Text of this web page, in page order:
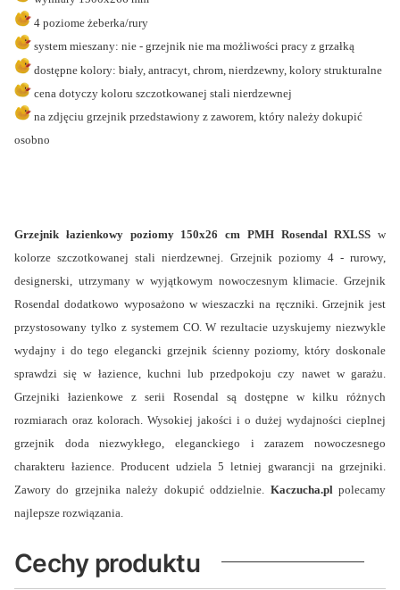
4 poziome żeberka/rury
system mieszany: nie - grzejnik nie ma możliwości pracy z grzałką
dostępne kolory: biały, antracyt, chrom, nierdzewny, kolory strukturalne
cena dotyczy koloru szczotkowanej stali nierdzewnej
na zdjęciu grzejnik przedstawiony z zaworem, który należy dokupić
osobno
Grzejnik łazienkowy poziomy 150x26 cm PMH Rosendal RXLSS w
kolorze szczotkowanej stali nierdzewnej. Grzejnik poziomy 4 - rurowy,
designerski, utrzymany w wyjątkowym nowoczesnym klimacie. Grzejnik
Rosendal dodatkowo wyposażono w wieszaczki na ręczniki. Grzejnik jest
przystosowany tylko z systemem CO.W rezultacie uzyskujemy niezwykle
wydajny i do tego elegancki grzejnik ścienny poziomy, który doskonale
sprawdzi się w łazience, kuchni lub przedpokoju czy nawet w garażu.
Grzejniki łazienkowe z serii Rosendal są dostępne w kilku różnych
rozmiarach oraz kolorach. Wysokiej jakości i o dużej wydajności cieplnej
grzejnik doda niezwykłego, eleganckiego i zarazem nowoczesnego
charakteru łazience. Producent udziela 5 letniej gwarancji na grzejniki.
Zawory do grzejnika należy dokupić oddzielnie. Kaczucha.plpolecamy
najlepsze rozwiązania.
Cechy produktu